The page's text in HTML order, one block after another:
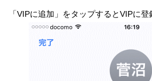
「VIPに追加」をタップするとVIPに登